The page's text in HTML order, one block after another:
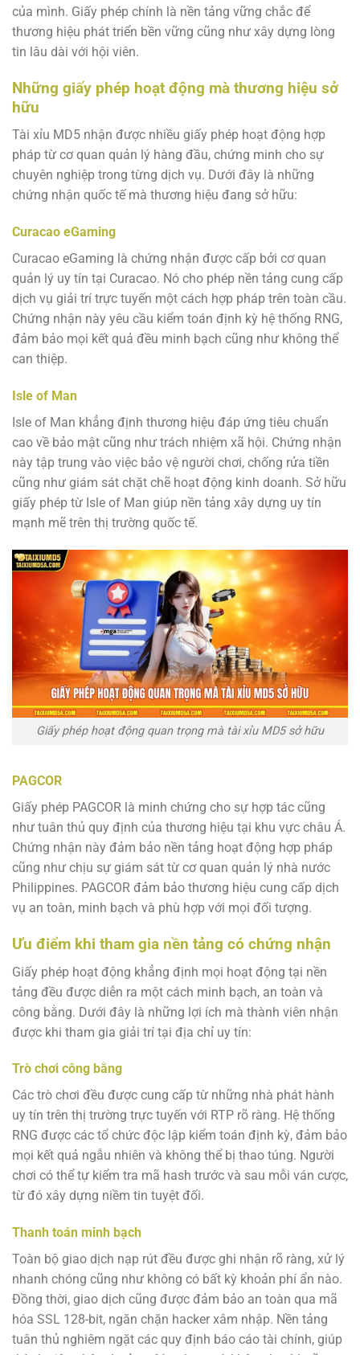
của mình. Giấy phép chính là nền tảng vững chắc để
thương hiệu phát triển bền vững cũng như xây dựng lòng
tin lâu dài với hội viên.
Những giấy phép hoạt động mà thương hiệu sở
hữu
Tài xỉu MD5 nhận được nhiều giấy phép hoạt động hợp
pháp từ cơ quan quản lý hàng đầu, chứng minh cho sự
chuyên nghiệp trong từng dịch vụ. Dưới đây là những
chứng nhận quốc tế mà thương hiệu đang sở hữu:
Curacao eGaming
Curacao eGaming là chứng nhận được cấp bởi cơ quan
quản lý uy tín tại Curacao. Nó cho phép nền tảng cung cấp
dịch vụ giải trí trực tuyến một cách hợp pháp trên toàn cầu.
Chứng nhận này yêu cầu kiểm toán định kỳ hệ thống RNG,
đảm bảo mọi kết quả đều minh bạch cũng như không thể
can thiệp.
Isle of Man
Isle of Man khẳng định thương hiệu đáp ứng tiêu chuẩn
cao về bảo mật cũng như trách nhiệm xã hội. Chứng nhận
này tập trung vào việc bảo vệ người chơi, chống rửa tiền
cũng như giám sát chặt chẽ hoạt động kinh doanh. Sở hữu
giấy phép từ Isle of Man giúp nền tảng xây dựng uy tín
mạnh mẽ trên thị trường quốc tế.
Giấy phép hoạt động quan trọng mà tài xỉu MD5 sở hữu
PAGCOR
Giấy phép PAGCOR là minh chứng cho sự hợp tác cũng
như tuân thủ quy định của thương hiệu tại khu vực châu Á.
Chứng nhận này đảm bảo nền tảng hoạt động hợp pháp
cũng như chịu sự giám sát từ cơ quan quản lý nhà nước
Philippines. PAGCOR đảm bảo thương hiệu cung cấp dịch
vụ an toàn, minh bạch và phù hợp với mọi đối tượng.
Ưu điểm khi tham gia nền tảng có chứng nhận
Giấy phép hoạt động khẳng định mọi hoạt động tại nền
tảng đều được diễn ra một cách minh bạch, an toàn và
công bằng. Dưới đây là những lợi ích mà thành viên nhận
được khi tham gia giải trí tại địa chỉ uy tín:
Trò chơi công bằng
Các trò chơi đều được cung cấp từ những nhà phát hành
uy tín trên thị trường trực tuyến với RTP rõ ràng. Hệ thống
RNG được các tổ chức độc lập kiểm toán định kỳ, đảm bảo
mọi kết quả ngẫu nhiên và không thể bị thao túng. Người
chơi có thể tự kiểm tra mã hash trước và sau mỗi ván cược,
từ đó xây dựng niềm tin tuyệt đối.
Thanh toán minh bạch
Toàn bộ giao dịch nạp rút đều được ghi nhận rõ ràng, xử lý
nhanh chóng cũng như không có bất kỳ khoản phí ẩn nào.
Đồng thời, giao dịch cũng được đảm bảo an toàn qua mã
hóa SSL 128-bit, ngăn chặn hacker xâm nhập. Nền tảng
tuân thủ nghiêm ngặt các quy định báo cáo tài chính, giúp